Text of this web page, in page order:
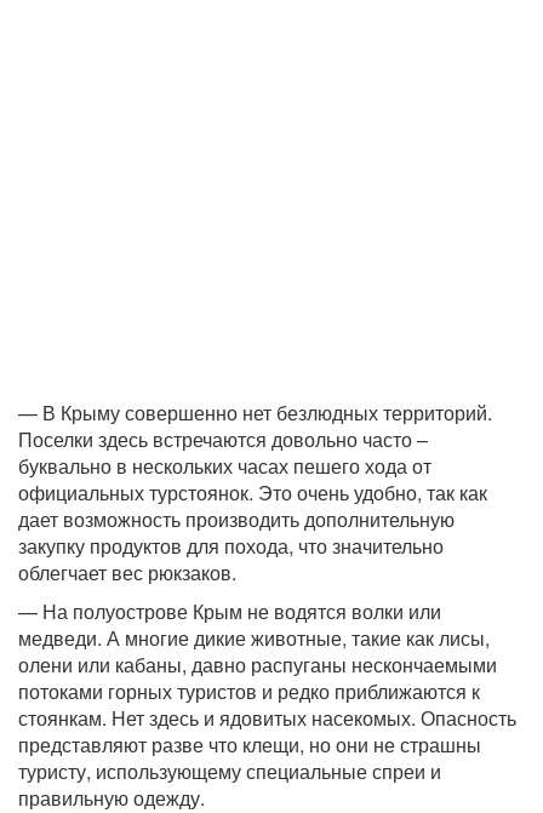
— В Крыму совершенно нет безлюдных территорий.
Поселки здесь встречаются довольно часто –
буквально в нескольких часах пешего хода от
официальных турстоянок. Это очень удобно, так как
дает возможность производить дополнительную
закупку продуктов для похода, что значительно
облегчает вес рюкзаков.
— На полуострове Крым не водятся волки или
медведи. А многие дикие животные, такие как лисы,
олени или кабаны, давно распуганы нескончаемыми
потоками горных туристов и редко приближаются к
стоянкам. Нет здесь и ядовитых насекомых. Опасность
представляют разве что клещи, но они не страшны
туристу, использующему специальные спреи и
правильную одежду.